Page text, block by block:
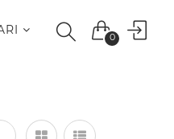
0